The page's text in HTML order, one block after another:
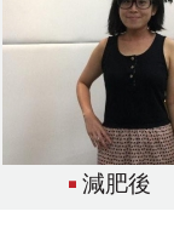
減肥後